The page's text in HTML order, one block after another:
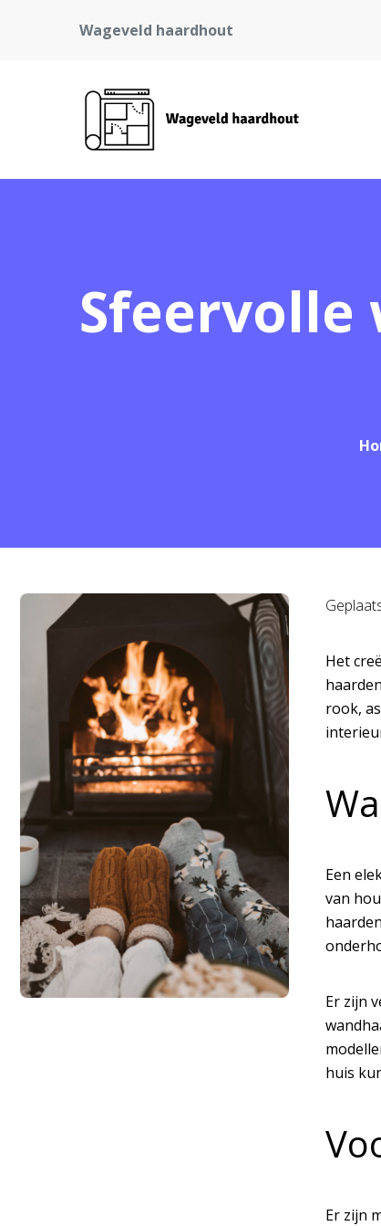
Wageveld haardhout
Sfeervolle
Het
rook,
Een
van
Er zijn
huis
Er zijn